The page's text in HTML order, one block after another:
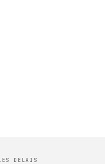
DÉLAIS